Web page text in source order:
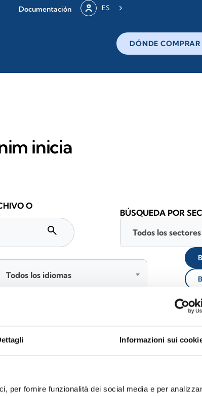
Informazioni sui
per fornire funzionalità dei social media e per
Documentación ES
DÓNDE COMPRAR
inicia
O
search
BÚSQUEDA POR
Todos los sectores
Todos los idiomas